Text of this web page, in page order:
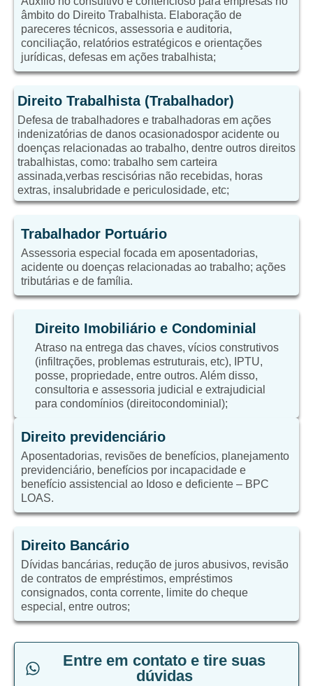
âmbito do Direito Trabalhista. Elaboração de
pareceres técnicos, assessoria e auditoria,
conciliação, relatórios estratégicos e orientações
jurídicas, defesas em ações trabalhista;
Direito Trabalhista (Trabalhador)
Defesa de trabalhadores e trabalhadoras em ações
indenizatórias de danos ocasionadospor acidente ou
doenças relacionadas ao trabalho, dentre outros direitos
trabalhistas, como: trabalho sem carteira
assinada,verbas rescisórias não recebidas, horas
extras, insalubridade e periculosidade, etc;
Trabalhador Portuário
Assessoria especial focada em aposentadorias,
acidente ou doenças relacionadas ao trabalho; ações
tributárias e de família.
Direito Imobiliário e Condominial
Atraso na entrega das chaves, vícios construtivos
(infiltrações, problemas estruturais, etc), IPTU,
posse, propriedade, entre outros. Além disso,
consultoria e assessoria judicial e extrajudicial
para condomínios (direitocondominial);
Direito previdenciário
Aposentadorias, revisões de benefícios, planejamento
previdenciário, benefícios por incapacidade e
benefício assistencial ao Idoso e deficiente – BPC
LOAS.
Direito Bancário
Dívidas bancárias, redução de juros abusivos, revisão
de contratos de empréstimos, empréstimos
consignados, conta corrente, limite do cheque
especial, entre outros;
Entre em contato e tire suas
dúvidas